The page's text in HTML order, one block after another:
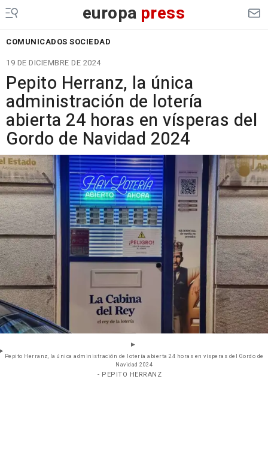
europa press
COMUNICADOS SOCIEDAD
19 DE DICIEMBRE DE 2024
Pepito Herranz, la única
administración de lotería
abierta 24 horas en vísperas del
Gordo de Navidad 2024
Pepito Herranz, la única administración de lotería abierta 24 horas en vísperas del Gordo de
Navidad 2024
- PEPITO HERRANZ